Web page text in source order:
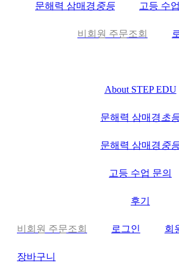
문해력 삼매경 중등 고등 수
비회원 주문조회
About STEP EDU
문해력 삼매경 초
문해력 삼매경 중
고등 수업 문의
후기
비회원 주문조회 로그인 회
장바구니